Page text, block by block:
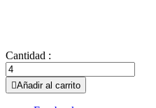
Cantidad :
Añadir al carrito